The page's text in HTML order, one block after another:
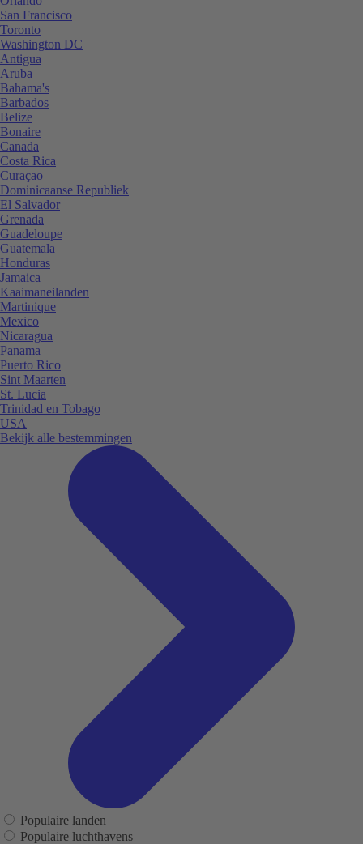
San Francisco
Toronto
Washington DC
Antigua
Aruba
Bahama's
Barbados
Belize
Bonaire
Canada
Costa Rica
Curaçao
Dominicaanse Republiek
El Salvador
Grenada
Guadeloupe
Guatemala
Honduras
Jamaica
Kaaimaneilanden
Martinique
Mexico
Nicaragua
Panama
Puerto Rico
Sint Maarten
St. Lucia
Trinidad en Tobago
USA
Bekijk alle bestemmingen
Populaire landen
Populaire luchthavens